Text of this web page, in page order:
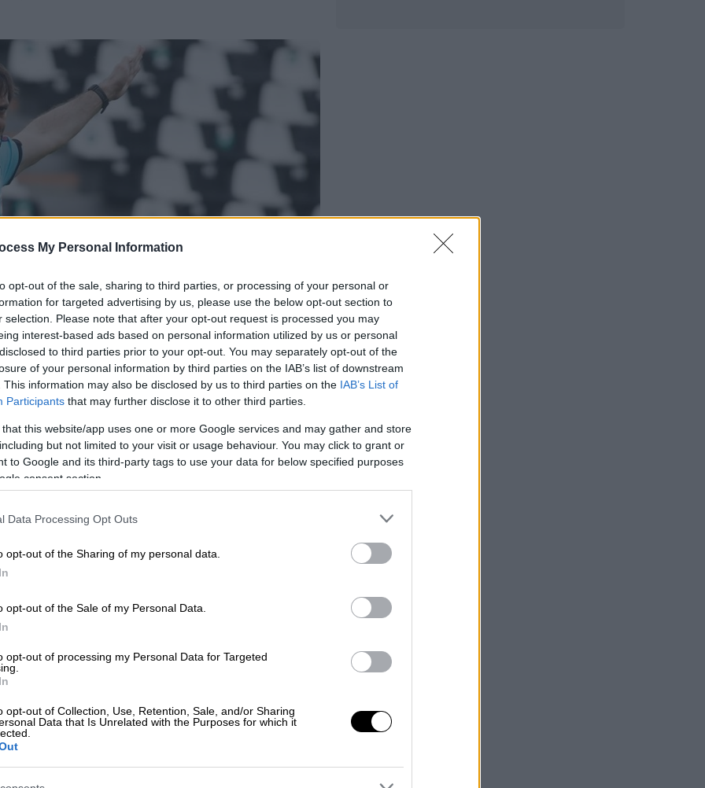
My Personal Information
opt-out of the sale, sharing to third parties, or processing of your personal or
for targeted advertising by us, please use the below opt-out section to
selection. Please note that after your opt-out request is processed you may
interest-based ads based on personal information utilized by us or personal
to third parties prior to your opt-out. You may separately opt-out of the
of your personal information by third parties on the IAB’s list of downstream
This information may also be disclosed by us to third parties on the IAB’s List of
Participants that may further disclose it to other third parties.
that this website/app uses one or more Google services and may gather and store
but not limited to your visit or usage behaviour. You may click to grant or
to Google and its third-party tags to use your data for below specified purposes
consent section.
Data Processing Opt Outs
opt-out of the Sharing of my personal data.
opt-out of the Sale of my Personal Data.
opt-out of processing my Personal Data for Targeted
opt-out of Collection, Use, Retention, Sale, and/or Sharing
Data that Is Unrelated with the Purposes for which it
το ΕΘΝΟΣ στη Google
με τηνΕΠΟ, ηΚΕΔ
.
Λευκορώσος elite ρέφερι
- ΠΑΟΚ 0-3 στον β' γύρο του
φορές στη χώρα μας τα
χρόνο σφύριξε το ΠΑΟΚ - Άρης 2-
Ιούλιο του 2020 το Άρης - ΑΕΚ 1-4.
ελληνικών ομάδων στην Ευρώπη,
οι συμπατριώτες του Ντιμίτρι
και στο VAR ο Δανός Μόρτεν Κρογκ με